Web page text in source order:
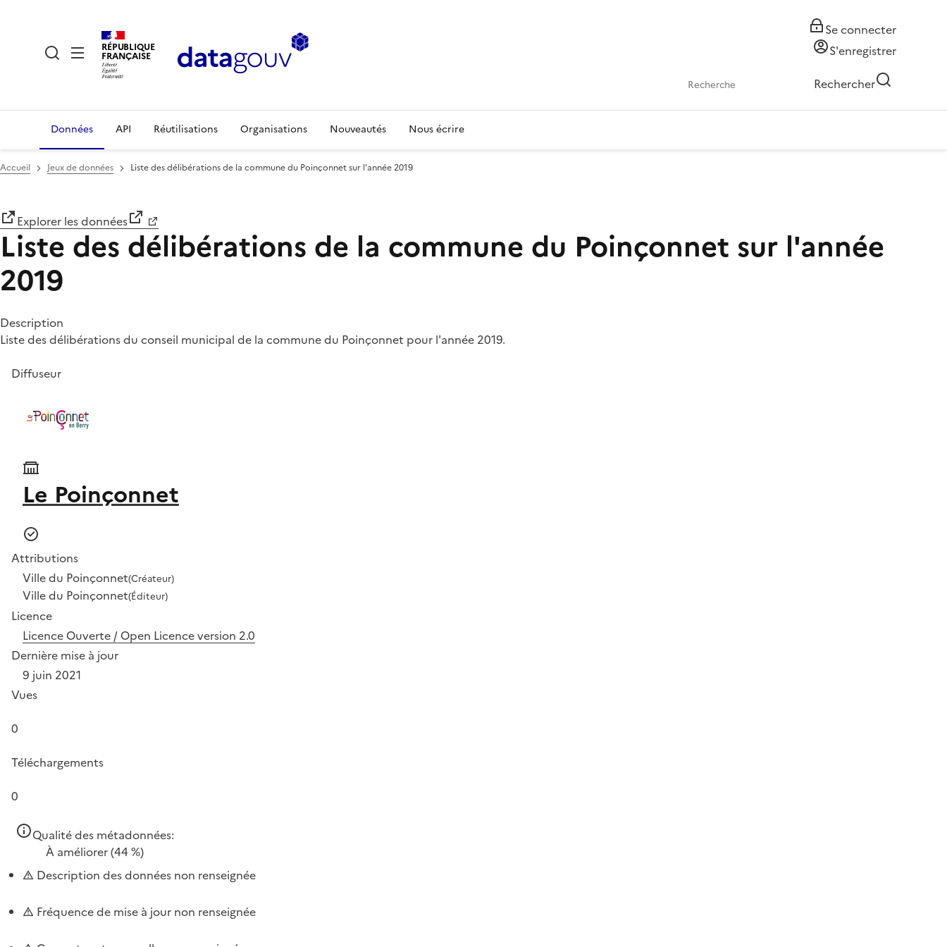
RÉPUBLIQUE
FRANÇAISE
Se connecter
S'enregistrer
Rechercher
Données API Réutilisations Organisations Nouveautés Nous écrire
Accueil Jeux de données Liste des délibérations de la commune du Poinçonnet sur l'année 2019
Explorer les données
Liste des délibérations de la commune du Poinçonnet sur l'année
2019
Description
Liste des délibérations du conseil municipal de la commune du Poinçonnet pour l'année 2019.
Diffuseur
Le Poinçonnet
Attributions
Ville du Poinçonnet(Créateur)
Ville du Poinçonnet(Éditeur)
Licence
Licence Ouverte / Open Licence version 2.0
Dernière mise à jour
9 juin 2021
Vues
0
Téléchargements
0
Qualité des métadonnées:
À améliorer(44 %)
Description des données non renseignée
Fréquence de mise à jour non renseignée